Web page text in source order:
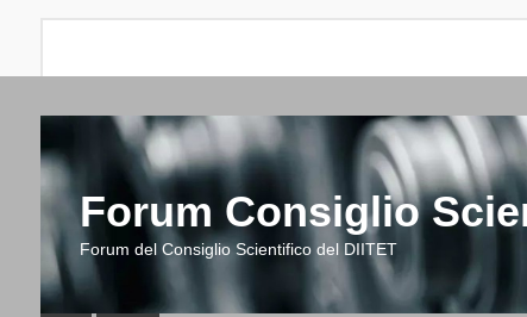
Forum Consiglio
Forum del Consiglio Scientifico del DIITET